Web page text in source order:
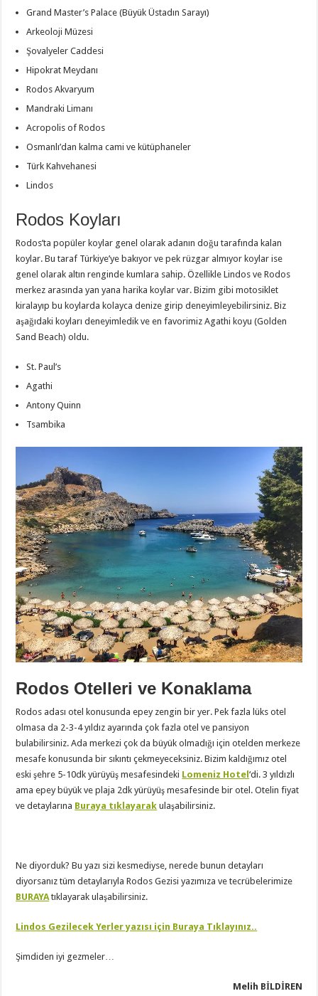
Grand Master’s Palace (Büyük Üstadın Sarayı)
Arkeoloji Müzesi
Şovalyeler Caddesi
Hipokrat Meydanı
Rodos Akvaryum
Mandraki Limanı
Acropolis of Rodos
Osmanlı’dan kalma cami ve kütüphaneler
Türk Kahvehanesi
Lindos
Rodos Koyları
Rodos’ta popüler koylar genel olarak adanın doğu tarafında kalan
koylar. Bu taraf Türkiye’ye bakıyor ve pek rüzgar almıyor koylar ise
genel olarak altın renginde kumlara sahip. Özellikle Lindos ve Rodos
merkez arasında yan yana harika koylar var. Bizim gibi motosiklet
kiralayıp bu koylarda kolayca denize girip deneyimleyebilirsiniz. Biz
aşağıdaki koyları deneyimledik ve en favorimiz Agathi koyu (Golden
Sand Beach) oldu.
St. Paul’s
Agathi
Antony Quinn
Tsambika
Rodos Otelleri ve Konaklama
Rodos adası otel konusunda epey zengin bir yer. Pek fazla lüks otel
olmasa da 2-3-4 yıldız ayarında çok fazla otel ve pansiyon
bulabilirsiniz. Ada merkezi çok da büyük olmadığı için otelden merkeze
mesafe konusunda bir sıkıntı çekmeyeceksiniz. Bizim kaldığımız otel
eski şehre 5-10dk yürüyüş mesafesindeki Lomeniz Hotel‘di. 3 yıldızlı
ama epey büyük ve plaja 2dk yürüyüş mesafesinde bir otel. Otelin fiyat
ve detaylarına Buraya tıklayarak ulaşabilirsiniz.
Ne diyorduk? Bu yazı sizi kesmediyse, nerede bunun detayları
diyorsanız tüm detaylarıyla Rodos Gezisi yazımıza ve tecrübelerimize
BURAYAtıklayarak ulaşabilirsiniz.
Lindos Gezilecek Yerler yazısı için Buraya Tıklayınız..
Şimdiden iyi gezmeler…
Melih BİLDİREN